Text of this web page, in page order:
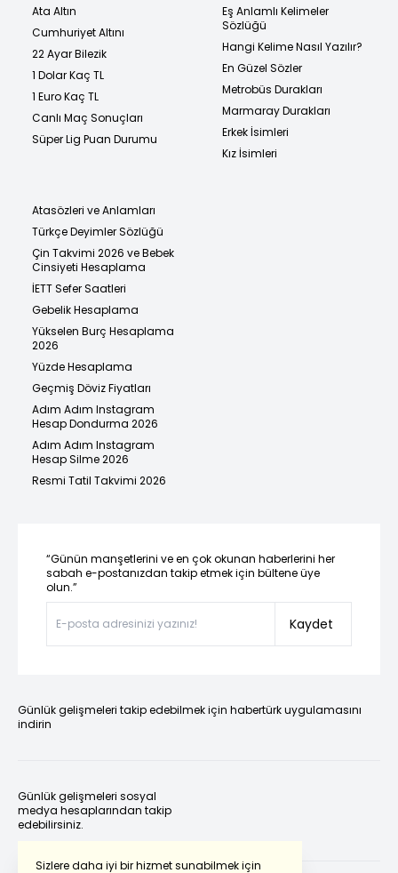
Sizlere daha iyi bir hizmet sunabilmek için
Ata Altın
Cumhuriyet Altını
22 Ayar Bilezik
1 Dolar Kaç TL
1 Euro Kaç TL
Canlı Maç Sonuçları
Süper Lig Puan Durumu
Eş Anlamlı Kelimeler
Sözlüğü
Hangi Kelime Nasıl Yazılır?
En Güzel Sözler
Metrobüs Durakları
Marmaray Durakları
Erkek İsimleri
Kız İsimleri
Atasözleri ve Anlamları
Türkçe Deyimler Sözlüğü
Çin Takvimi 2026 ve Bebek
Cinsiyeti Hesaplama
İETT Sefer Saatleri
Gebelik Hesaplama
Yükselen Burç Hesaplama
2026
Yüzde Hesaplama
Geçmiş Döviz Fiyatları
Adım Adım Instagram
Hesap Dondurma 2026
Adım Adım Instagram
Hesap Silme 2026
Resmi Tatil Takvimi 2026
“Günün manşetlerini ve en çok okunan haberlerini her
sabah e-postanızdan takip etmek için bültene üye
olun.”
Kaydet
Günlük gelişmeleri takip edebilmek için habertürk uygulamasını
indirin
Günlük gelişmeleri sosyal
medya hesaplarından takip
edebilirsiniz.